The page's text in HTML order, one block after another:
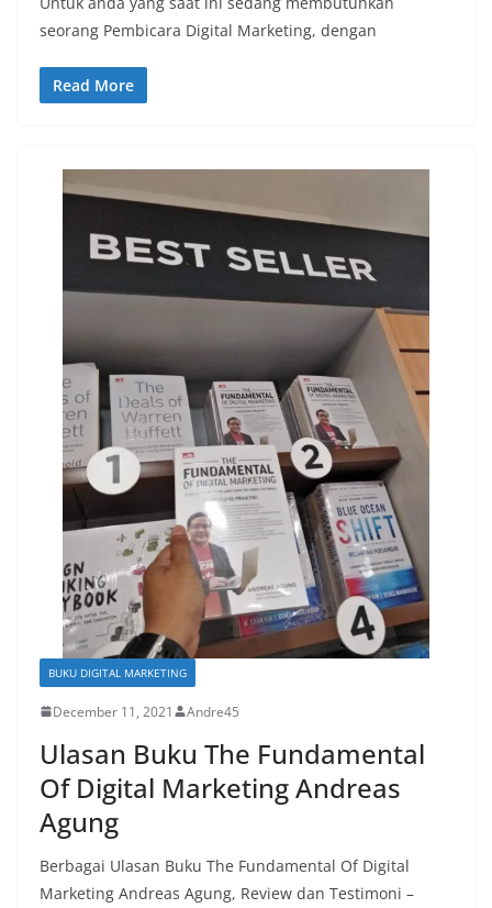
seorang Pembicara Digital Marketing, dengan
Read More
BUKU DIGITAL MARKETING
December 11, 2021 Andre45
Ulasan Buku The Fundamental
Of Digital Marketing Andreas
Agung
Berbagai Ulasan Buku The Fundamental Of Digital
Marketing Andreas Agung, Review dan Testimoni –